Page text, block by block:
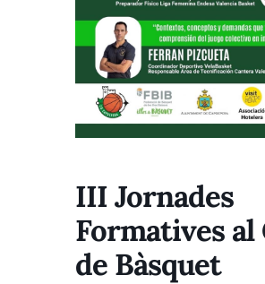
III Jornades
Formatives al
de Bàsquet